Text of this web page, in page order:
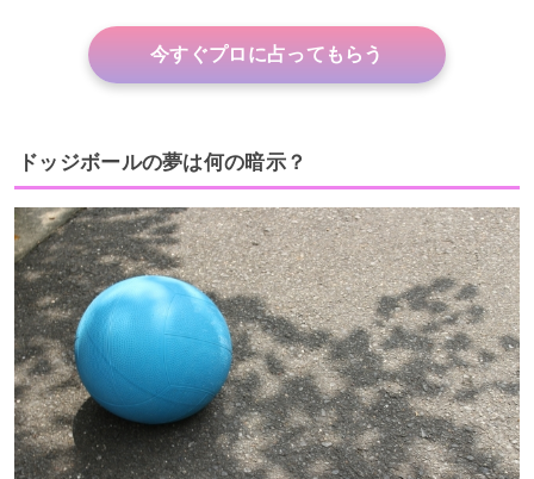
今すぐプロに占ってもらう
ドッジボールの夢は何の暗示？